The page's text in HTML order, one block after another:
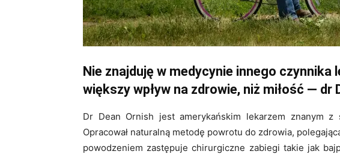
Nie znajduję w medycynie innego czynnika
większy wpływ na zdrowie, niż miłość — dr
Dr Dean Ornish jest amerykańskim lekarzem znanym
Opracował naturalną metodę powrotu do zdrowia,
powodzeniem zastępuje chirurgiczne zabiegi takie jak